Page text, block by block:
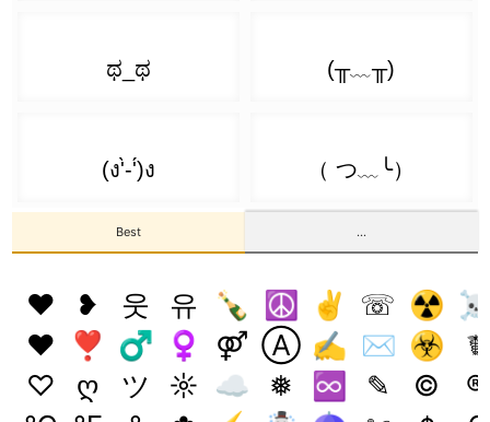
(ᕗ ͡❛ ͜ʖ ͡❛)ᕗ
ᕙ( ͡❛ ͜ʖ ͡❛)ᕗ
٩( ͡❛ ͜ʖ ͡❛)۶
٩( ͡❛ ͜ʖ ͡❛ԅ)
( ͡` ͜ʖ ͡´)
( ͡◭ ͜ʖ ͡◭)
( ͡¬ ͜ʖ ͡¬)
( ͡ㆆ ͜ʖ ͡ㆆ)
( ͡❛ ⍙ ͡❛)
( ͡❛ - ͡❛)
( ͡❛ 皿 ͡❛)
( ͡❛ 益 ͡❛)
Best ...
❤ ❥ 웃 유 🍾 ☮ ✌ ☏ ☢
♥
❣ ♂ ♀ ⚤ Ⓐ ✍ ✉ ☣
☤
♡
ღ ツ ☼ ☁ ❅ ♾️ ✎ ©
®